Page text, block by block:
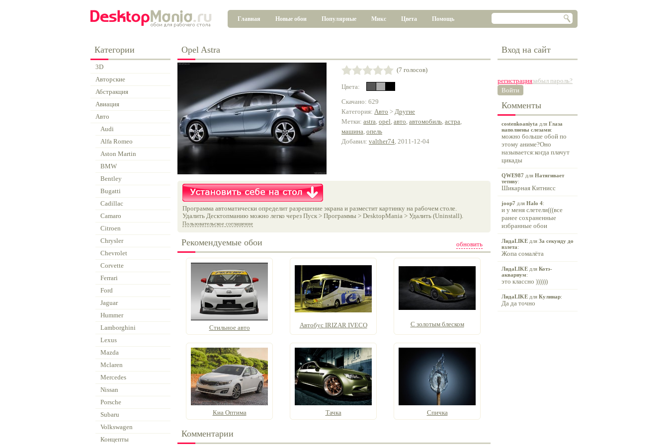
Главная Новые обои Популярные Микс Цвета Помощь
Категории
3D
Авторские
Абстракция
Авиация
Авто
Audi
Alfa Romeo
Aston Martin
BMW
Bentley
Bugatti
Cadillac
Camaro
Citroen
Chrysler
Chevrolet
Corvette
Ferrari
Ford
Jaguar
Hummer
Lamborghini
Lexus
Mazda
Mclaren
Mercedes
Nissan
Porsche
Subaru
Volkswagen
Концепты
Opel Astra
(7 голосов)
Цвета:
Скачано: 629
Категория: Авто > Другие
Метки: astra, opel, авто, автомобиль, астра,
машина, опель
Добавил: valther74, 2011-12-04
Программа автоматически определит разрешение экрана и разместит картинку на рабочем столе.
Удалить Десктопманию можно легко через Пуск > Программы > DesktopMania > Удалить (Uninstall).
Пользовательское соглашение
обновить
Рекомендуемые обои
Стильное авто Автобус IRIZAR IVECO С золотым блеском
Киа Оптима Тачка Спичка
Комментарии
Вход на сайт
регистрациязабыл пароль?
Войти
Комменты
costenkoaniyta для Глаза
наполнены слезами:
можно больше обой по
этому аниме?Оно
называется:когда плачут
цикады
QWE987 для Натягивает
тетиву:
Шикарная Китнисс
joop7 для Halo 4:
и у меня слетели(((все
ранее сохраненные
избранные обои
ЛидаLIKE для За секунду до
взлета:
Жопа сомалёта
ЛидаLIKE для Котэ-
аквариум:
это классно ))))))
ЛидаLIKE для Кулинар:
Да да точно